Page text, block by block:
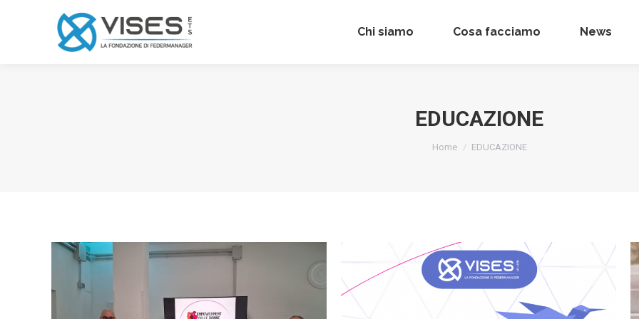
Chi siamo Cosa facciamo News
EDUCAZIONE
Tu sei qui:
Home EDUCAZIONE
Chi siamo Cosa facciamo News